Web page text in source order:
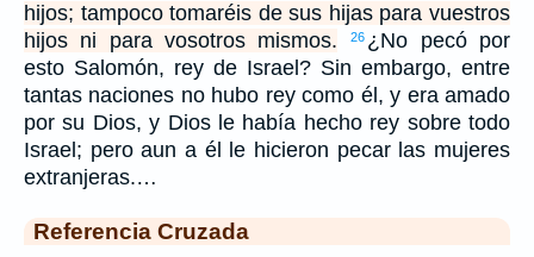
hijos; tampoco tomaréis de sus hijas para vuestros
hijos ni para vosotros mismos.
26 ¿No pecó por
esto Salomón, rey de Israel? Sin embargo, entre
tantas naciones no hubo rey como él, y era amado
por su Dios, y Dios le había hecho rey sobre todo
Israel; pero aun a él le hicieron pecar las mujeres
extranjeras.…
Referencia Cruzada